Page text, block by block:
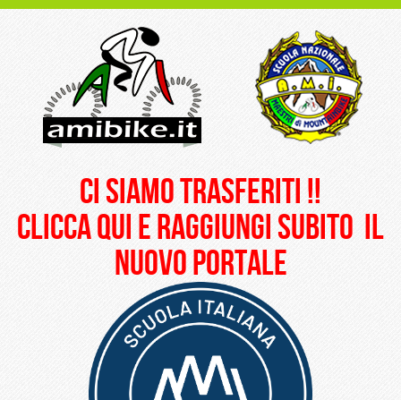
ci siamo trasferiti !!
clicca qui e raggiungi subito il
nuovo portale